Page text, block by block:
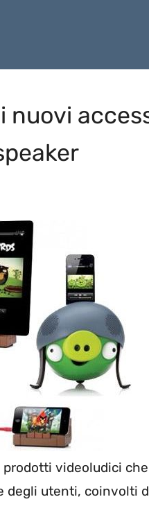
nuovi
videoludici
degli utenti, coinvolti